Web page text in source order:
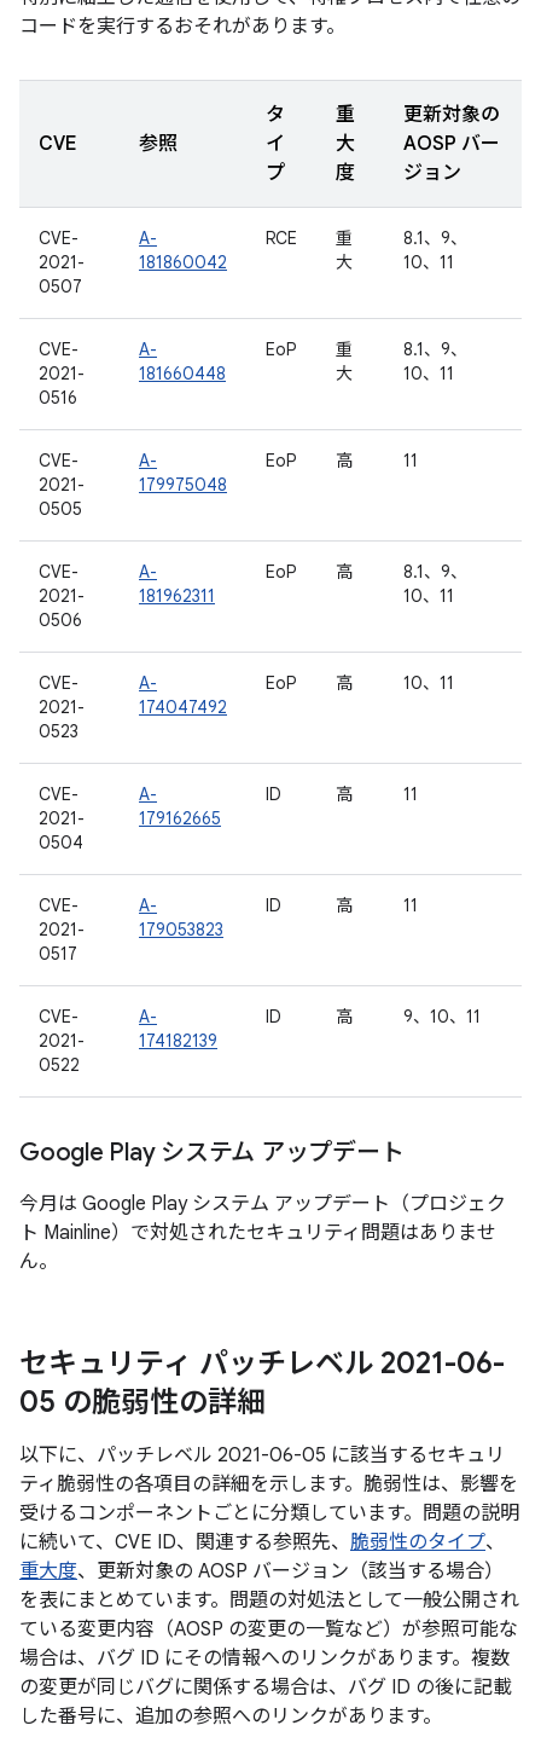
コードを実行するおそれがあります。
CVE 参照
タ
イ
プ
重
大
度
更新対象の
AOSP バー
ジョン
CVE-
2021-
0507
A-
181860042
RCE
重
大
8.1、9、
10、11
CVE-
2021-
0516
A-
181660448
EoP
重
大
8.1、9、
10、11
CVE-
2021-
0505
A-
179975048
EoP 高 11
CVE-
2021-
0506
A-
181962311
EoP 高
8.1、9、
10、11
CVE-
2021-
0523
A-
174047492
EoP 高 10、11
CVE-
2021-
0504
A-
179162665
ID 高 11
CVE-
2021-
0517
A-
179053823
ID 高 11
CVE-
2021-
0522
A-
174182139
ID 高 9、10、11
Google Play システム アップデート
今月は Google Play システム アップデート（プロジェク
ト Mainline）で対処されたセキュリティ問題はありませ
ん。
セキュリティ パッチレベル 2021-06-
05 の脆弱性の詳細
以下に、パッチレベル 2021-06-05 に該当するセキュリ
ティ脆弱性の各項目の詳細を示します。脆弱性は、影響を
受けるコンポーネントごとに分類しています。問題の説明
に続いて、CVE ID、関連する参照先、 脆弱性のタイプ、
重大度、更新対象の AOSP バージョン（該当する場合）
を表にまとめています。問題の対処法として一般公開され
ている変更内容（AOSP の変更の一覧など）が参照可能な
場合は、バグ ID にその情報へのリンクがあります。複数
の変更が同じバグに関係する場合は、バグ ID の後に記載
した番号に、追加の参照へのリンクがあります。